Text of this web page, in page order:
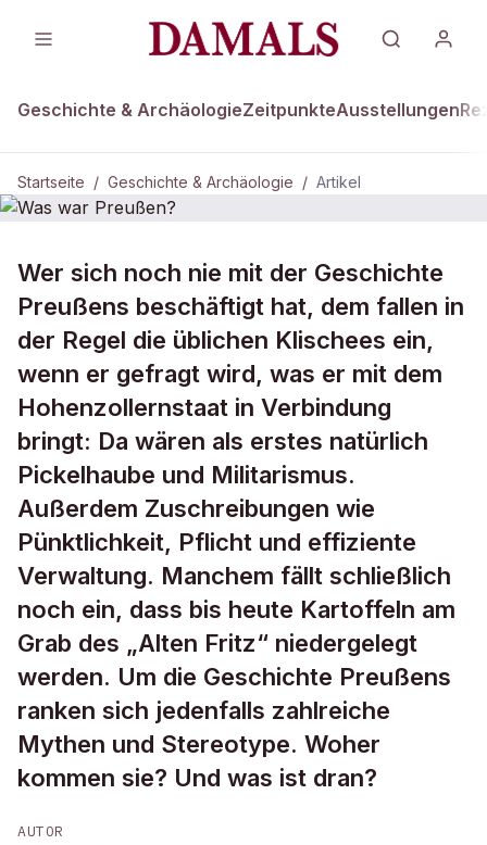
Geschichte & ArchäologieZeitpunkteAusstellungen
Startseite / Geschichte & Archäologie / Artikel
Was war Preußen?
Wer sich noch nie mit der Geschichte
Preußens beschäftigt hat, dem fallen in
der Regel die üblichen Klischees ein,
wenn er gefragt wird, was er mit dem
Hohenzollernstaat in Verbindung
bringt: Da wären als erstes natürlich
Pickelhaube und Militarismus.
Außerdem Zuschreibungen wie
Pünktlichkeit, Pflicht und effiziente
Verwaltung. Manchem fällt schließlich
noch ein, dass bis heute Kartoffeln am
Grab des „Alten Fritz“ niedergelegt
werden. Um die Geschichte Preußens
ranken sich jedenfalls zahlreiche
Mythen und Stereotype. Woher
kommen sie? Und was ist dran?
AUTOR